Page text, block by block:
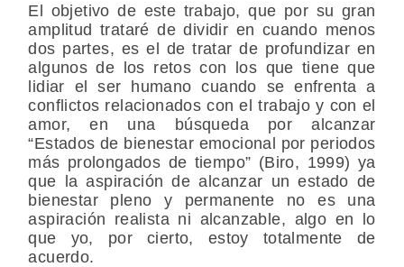
El objetivo de este trabajo, que por su gran
amplitud trataré de dividir en cuando menos
dos partes, es el de tratar de profundizar en
algunos de los retos con los que tiene que
lidiar el ser humano cuando se enfrenta a
conflictos relacionados con el trabajo y con el
amor, en una búsqueda por alcanzar
“Estados de bienestar emocional por periodos
más prolongados de tiempo” (Biro, 1999) ya
que la aspiración de alcanzar un estado de
bienestar pleno y permanente no es una
aspiración realista ni alcanzable, algo en lo
que yo, por cierto, estoy totalmente de
acuerdo.